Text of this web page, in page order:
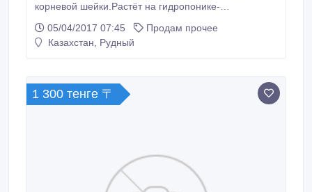
корневой шейки.Растёт на гидропонике-
пересадка в землю.Без проблемный, растёт вблизи
газовой плиты, не требователен к свету, хорошо
05/04/2017 07:45
Продам прочее
Казахстан, Рудный
1 300 тенге 〒